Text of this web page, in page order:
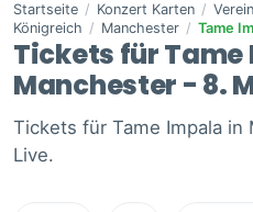
Startseite / Konzert Karten /
Königreich / Manchester / Tame
Tickets für Tame
Manchester - 8.
Tickets für Tame Impala
Live.